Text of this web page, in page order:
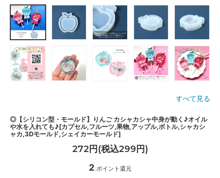
すべて見る
◎【シリコン型・モールド】りんご カシャカシャ中身が動く♪オイル
や水を入れても♪[カプセル,フルーツ,果物,アップル,ボトル,シャカシ
ャカ,3Dモールド,シェイカーモールド]
272円(税込299円)
2 ポイント還元